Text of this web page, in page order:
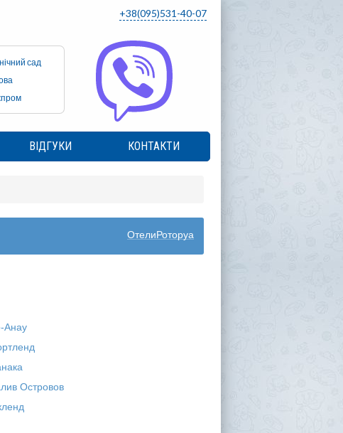
+38(095)531-40-07
сад
ВІДГУКИ КОНТАКТИ
ОтелиРоторуа
Анау
Островов